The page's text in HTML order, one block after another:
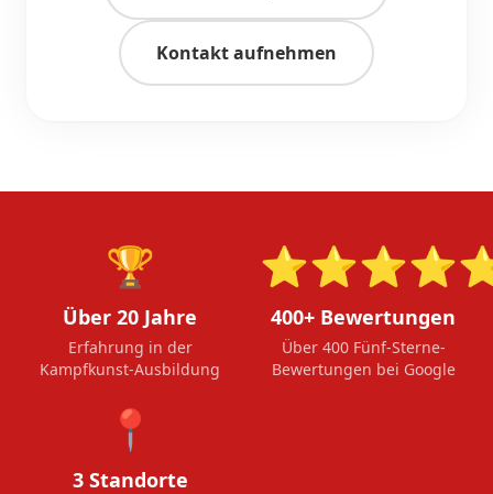
Kontakt aufnehmen
🏆
Über 20 Jahre
Erfahrung in der
Kampfkunst-Ausbildung
400+ Bewertungen
Über 400 Fünf-Sterne-
Bewertungen bei Google
📍
3 Standorte